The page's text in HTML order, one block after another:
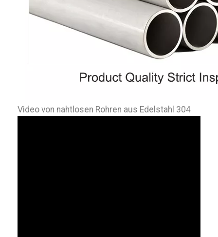
Video von nahtlosen Rohren aus Edelstahl 304